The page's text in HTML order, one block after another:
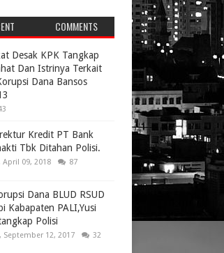
COMMENTS
Desak KPK Tangkap
Dan Istrinya Terkait
Dana Bansos
Kredit PT Bank
Tbk Ditahan Polisi.
April 09, 2018 87
Dana BLUD RSUD
Kabapaten PALI,Yusi
Polisi
September 12, 2017 32